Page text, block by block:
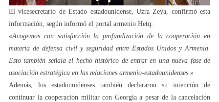
El vicesecretario de Estado estadounidense, Uzra Zeya, confirmó esta
información, según informó el portal armenio Hetq:
«Acogemos con satisfacción la profundización de la cooperación en
materia de defensa civil y seguridad entre Estados Unidos y Armenia.
Esto también señala el hecho histórico de entrar en una nueva fase de
asociación estratégica en las relaciones armenio-estadounidenses.»
Además, los estadounidenses también declararon su intención de
continuar la cooperación militar con Georgia a pesar de la cancelación